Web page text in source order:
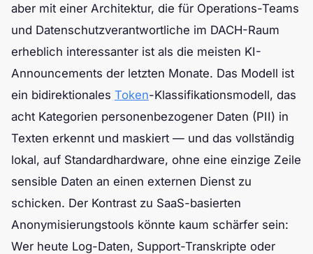
aber mit einer Architektur, die für Operations-Teams
und Datenschutzverantwortliche im DACH-Raum
erheblich interessanter ist als die meisten KI-
Announcements der letzten Monate. Das Modell ist
ein bidirektionales Token-Klassifikationsmodell, das
acht Kategorien personenbezogener Daten (PII) in
Texten erkennt und maskiert — und das vollständig
lokal, auf Standardhardware, ohne eine einzige Zeile
sensible Daten an einen externen Dienst zu
schicken. Der Kontrast zu SaaS-basierten
Anonymisierungstools könnte kaum schärfer sein:
Wer heute Log-Daten, Support-Transkripte oder